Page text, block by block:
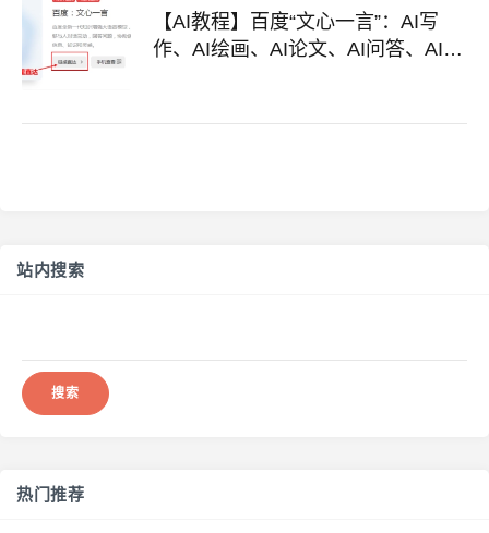
【AI教程】百度“文心一言”：AI写
作、AI绘画、AI论文、AI问答、AI聊
站内搜索
热门推荐